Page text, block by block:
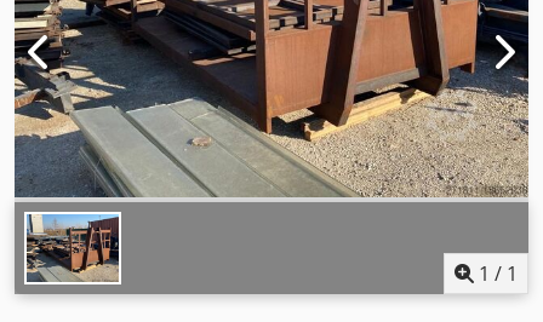
1 / 1